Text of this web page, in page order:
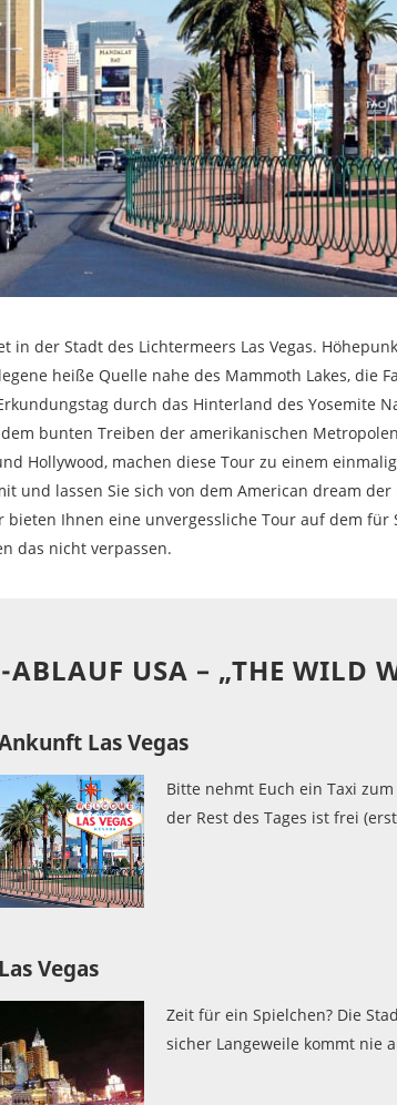
in der Stadt des Lichtermeers Las Vegas.
heiße Quelle nahe des Mammoth Lakes, die
durch das Hinterland des Yosemite
bunten Treiben der amerikanischen Metropolen
Hollywood, machen diese Tour zu einem
und lassen Sie sich von dem American dream
bieten Ihnen eine unvergessliche Tour auf dem
das nicht verpassen.
ABLAUF USA – „THE WILD
Las Vegas
Bitte nehmt Euch ein Taxi
der Rest des Tages ist frei
Vegas
Zeit für ein Spielchen? Die
sicher Langeweile kommt nie